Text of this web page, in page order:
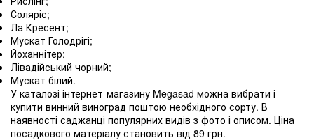
Соляріс;
Ла Кресент;
Мускат Голодрігі;
Йоханнітер;
Лівадійський чорний;
Мускат білий.
У каталозі інтернет-магазину Megasad можна вибрати і
купити винний виноград поштою необхідного сорту. В
наявності саджанці популярних видів з фото і описом. Ціна
посадкового матеріалу становить від 89 грн.